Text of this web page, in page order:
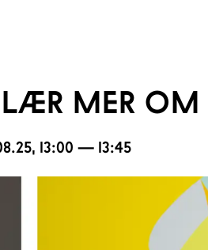
MER
, 13:00 — 13:45